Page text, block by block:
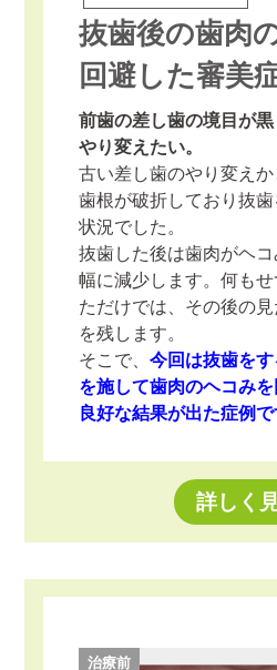
抜歯後の歯肉
回避した審美
前歯の差し歯の境目が
やり変えたい。
古い差し歯のやり変え
歯根が破折しており抜
状況でした。
抜歯した後は歯肉がヘ
幅に減少します。何もせ
ただけでは、その後の
を残します。
そこで、今回は抜歯を
を施して歯肉のヘコみ
良好な結果が出た症例で
詳しく
治療前